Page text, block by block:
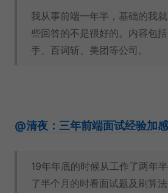
我从事前端一年半，基础的我
些回答的不是很好的。内容包
手、百词斩、美团等公司。
@清夜：三年前端面试经验加
19年年底的时候从工作了两年
了半个月的时看面试题及刷算